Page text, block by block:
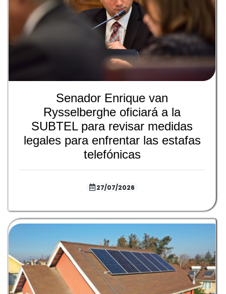
Senador Enrique van
Rysselberghe oficiará a la
SUBTEL para revisar medidas
legales para enfrentar las estafas
telefónicas
27/07/2026